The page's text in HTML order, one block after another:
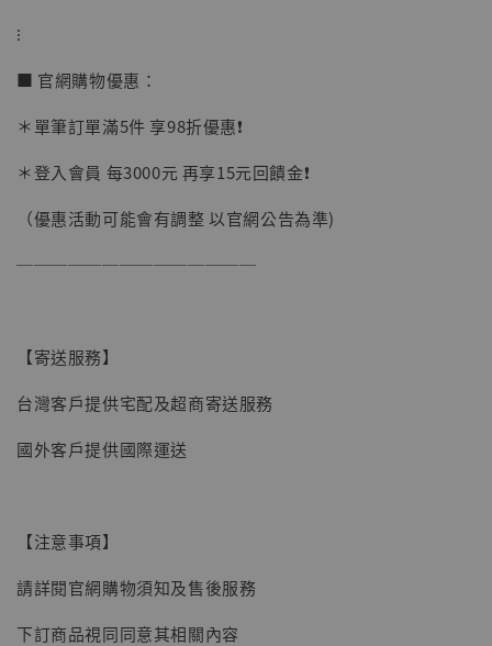
【現貨】BJSTUDIO 1/6系列可動蒐藏人偶 讓
NT$ 4,980
NT$ 5,300
⁝
■ 官網購物優惠：
＊單筆訂單滿5件 享98折優惠❗️
＊登入會員 每3000元 再享15元回饋金❗️
（優惠活動可能會有調整 以官網公告為準)
──────────────
【寄送服務】
台灣客戶提供宅配及超商寄送服務
國外客戶提供國際運送
【注意事項】
請詳閱官網購物須知及售後服務
下訂商品視同同意其相關內容